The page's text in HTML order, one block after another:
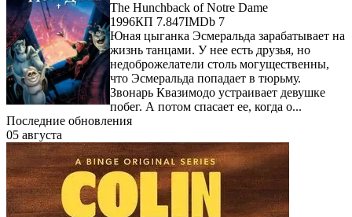
The Hunchback of Notre Dame
1996КП 7.847IMDb 7
Юная цыганка Эсмеральда зарабатывает на
жизнь танцами. У нее есть друзья, но
недоброжелатели столь могущественны,
что Эсмеральда попадает в тюрьму.
Звонарь Квазимодо устраивает девушке
побег. А потом спасает ее, когда о...
Последние обновления
05 августа